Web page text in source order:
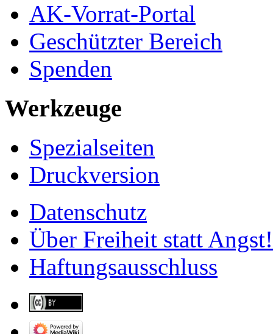
AK-Vorrat-Portal
Geschützter Bereich
Spenden
Werkzeuge
Spezialseiten
Druckversion
Datenschutz
Über Freiheit statt Angst!
Haftungsausschluss